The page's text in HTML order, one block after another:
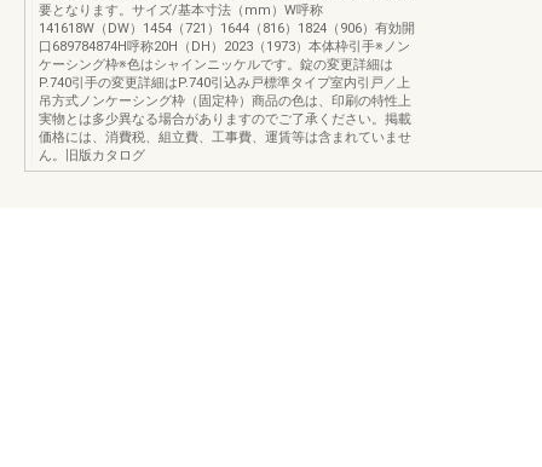
要となります。サイズ/基本寸法（mm）W呼称
141618W（DW）1454（721）1644（816）1824（906）有効開
口689784874H呼称20H（DH）2023（1973）本体枠引手※ノン
ケーシング枠※色はシャインニッケルです。錠の変更詳細は
P.740引手の変更詳細はP.740引込み戸標準タイプ室内引戸／上
吊方式ノンケーシング枠（固定枠）商品の色は、印刷の特性上
実物とは多少異なる場合がありますのでご了承ください。掲載
価格には、消費税、組立費、工事費、運賃等は含まれていませ
ん。旧版カタログ